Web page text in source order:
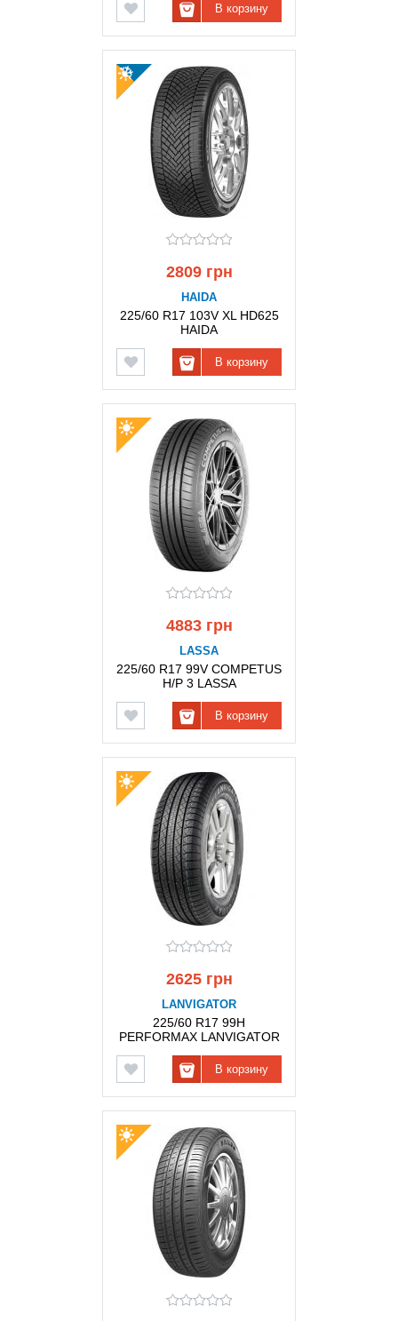
В корзину
2809 грн
HAIDA
225/60 R17 103V XL HD625
HAIDA
В корзину
4883 грн
LASSA
225/60 R17 99V COMPETUS
H/P 3 LASSA
В корзину
2625 грн
LANVIGATOR
225/60 R17 99H
PERFORMAX LANVIGATOR
В корзину